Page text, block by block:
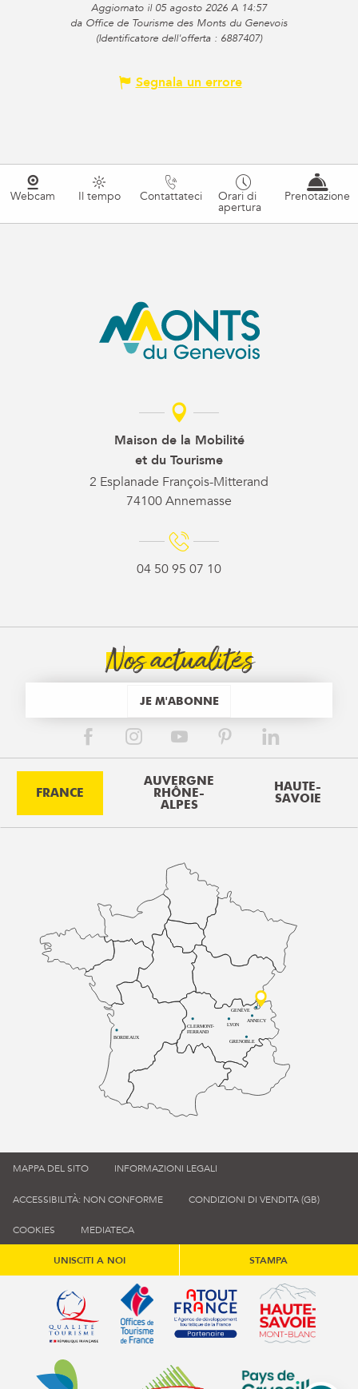
Aggiornato il 05 agosto 2026 A 14:57
da Office de Tourisme des Monts du Genevois
(Identificatore dell'offerta : 6887407)
Segnala un errore
Webcam Il tempo Contattateci Orari di
apertura
Prenotazione
Maison de la Mobilité
et du Tourisme
2 Esplanade François-Mitterand
74100 Annemasse
04 50 95 07 10
Nos actualités
JE M'ABONNE
FRANCE
AUVERGNE
RHÔNE-
ALPES
HAUTE-
SAVOIE
BORDEAUX
CLERMONT-
FERRAND
LYON
ANNECY
GRENOBLE
GENÈVE
MAPPA DEL SITO INFORMAZIONI LEGALI
ACCESSIBILITÀ: NON CONFORME CONDIZIONI DI VENDITA (GB)
COOKIES MEDIATECA
UNISCITI A NOI STAMPA
Qualité tourisme (s'ouvre dans une nouvelle fenêtre)
Office de tourisme de France (s'ouvre
Atout France (s'ouvre dans
Annemasse Agglo (s'ouvre dans une nouvelle fenêtre)
Communauté de communes du
Communauté de